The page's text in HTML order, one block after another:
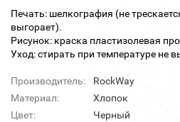
Печать: шелкография (не
выгорает).
Рисунок: краска пластизолевая
Уход: стирать при температуре не
Производитель:
RockWay
Материал:
Хлопок
Цвет:
Черный